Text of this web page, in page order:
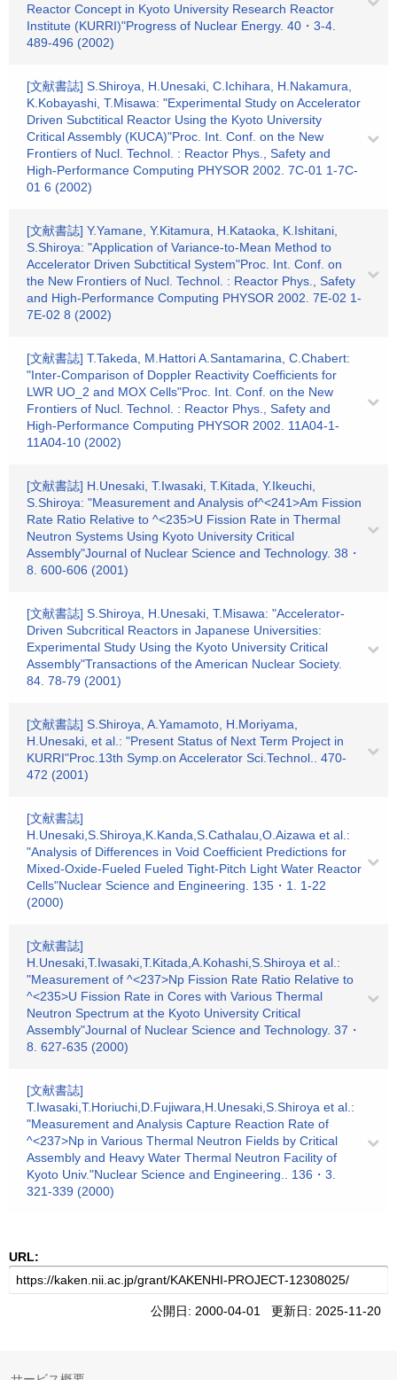
Reactor Concept in Kyoto University Research Reactor
Institute (KURRI)"Progress of Nuclear Energy. 40・3-4.
489-496 (2002)
[文献書誌] S.Shiroya, H.Unesaki, C.Ichihara, H.Nakamura,
K.Kobayashi, T.Misawa: "Experimental Study on Accelerator
Driven Subctitical Reactor Using the Kyoto University
Critical Assembly (KUCA)"Proc. Int. Conf. on the New
Frontiers of Nucl. Technol. : Reactor Phys., Safety and
High-Performance Computing PHYSOR 2002. 7C-01 1-7C-
01 6 (2002)
[文献書誌] Y.Yamane, Y.Kitamura, H.Kataoka, K.Ishitani,
S.Shiroya: "Application of Variance-to-Mean Method to
Accelerator Driven Subctitical System"Proc. Int. Conf. on
the New Frontiers of Nucl. Technol. : Reactor Phys., Safety
and High-Performance Computing PHYSOR 2002. 7E-02 1-
7E-02 8 (2002)
[文献書誌] T.Takeda, M.Hattori A.Santamarina, C.Chabert:
"Inter-Comparison of Doppler Reactivity Coefficients for
LWR UO_2 and MOX Cells"Proc. Int. Conf. on the New
Frontiers of Nucl. Technol. : Reactor Phys., Safety and
High-Performance Computing PHYSOR 2002. 11A04-1-
11A04-10 (2002)
[文献書誌] H.Unesaki, T.Iwasaki, T.Kitada, Y.Ikeuchi,
S.Shiroya: "Measurement and Analysis of^<241>Am Fission
Rate Ratio Relative to ^<235>U Fission Rate in Thermal
Neutron Systems Using Kyoto University Critical
Assembly"Journal of Nuclear Science and Technology. 38・
8. 600-606 (2001)
[文献書誌] S.Shiroya, H.Unesaki, T.Misawa: "Accelerator-
Driven Subcritical Reactors in Japanese Universities:
Experimental Study Using the Kyoto University Critical
Assembly"Transactions of the American Nuclear Society.
84. 78-79 (2001)
[文献書誌] S.Shiroya, A.Yamamoto, H.Moriyama,
H.Unesaki, et al.: "Present Status of Next Term Project in
KURRI"Proc.13th Symp.on Accelerator Sci.Technol.. 470-
472 (2001)
[文献書誌]
H.Unesaki,S.Shiroya,K.Kanda,S.Cathalau,O.Aizawa et al.:
"Analysis of Differences in Void Coefficient Predictions for
Mixed-Oxide-Fueled Fueled Tight-Pitch Light Water Reactor
Cells"Nuclear Science and Engineering. 135・1. 1-22
(2000)
[文献書誌]
H.Unesaki,T.Iwasaki,T.Kitada,A.Kohashi,S.Shiroya et al.:
"Measurement of ^<237>Np Fission Rate Ratio Relative to
^<235>U Fission Rate in Cores with Various Thermal
Neutron Spectrum at the Kyoto University Critical
Assembly"Journal of Nuclear Science and Technology. 37・
8. 627-635 (2000)
[文献書誌]
T.Iwasaki,T.Horiuchi,D.Fujiwara,H.Unesaki,S.Shiroya et al.:
"Measurement and Analysis Capture Reaction Rate of
^<237>Np in Various Thermal Neutron Fields by Critical
Assembly and Heavy Water Thermal Neutron Facility of
Kyoto Univ."Nuclear Science and Engineering.. 136・3.
321-339 (2000)
URL:
公開日: 2000-04-01 更新日: 2025-11-20